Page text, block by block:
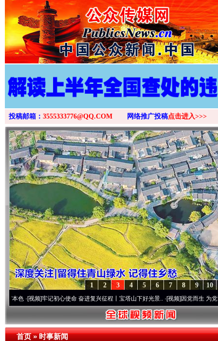
投稿邮箱： 3555333776@QQ.COM 网络推广投稿点击进入>>>
10
9
8
7
6
5
4
3
2
1
频]牢记初心使命 奋进复兴征程丨宝塔山下好光景..·[视频]因党而生 为党而战——
首页»时事新闻